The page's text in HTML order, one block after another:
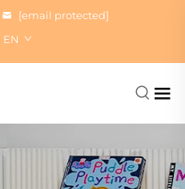
[email protected]
EN